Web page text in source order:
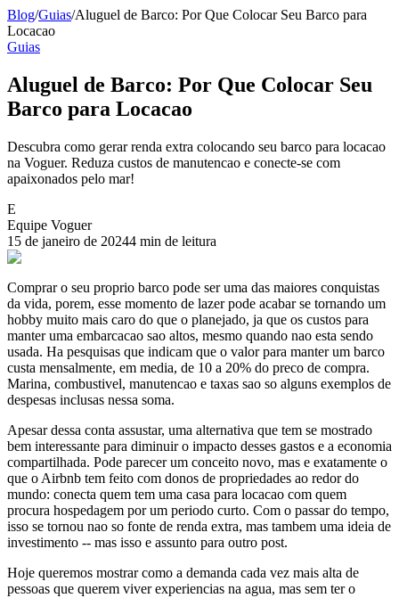
Blog/Guias/Aluguel de Barco: Por Que Colocar Seu Barco para
Locacao
Guias
Aluguel de Barco: Por Que Colocar Seu
Barco para Locacao
Descubra como gerar renda extra colocando seu barco para locacao
na Voguer. Reduza custos de manutencao e conecte-se com
apaixonados pelo mar!
E
Equipe Voguer
15 de janeiro de 20244 min de leitura
Comprar o seu proprio barco pode ser uma das maiores conquistas
da vida, porem, esse momento de lazer pode acabar se tornando um
hobby muito mais caro do que o planejado, ja que os custos para
manter uma embarcacao sao altos, mesmo quando nao esta sendo
usada. Ha pesquisas que indicam que o valor para manter um barco
custa mensalmente, em media, de 10 a 20% do preco de compra.
Marina, combustivel, manutencao e taxas sao so alguns exemplos de
despesas inclusas nessa soma.
Apesar dessa conta assustar, uma alternativa que tem se mostrado
bem interessante para diminuir o impacto desses gastos e a economia
compartilhada. Pode parecer um conceito novo, mas e exatamente o
que o Airbnb tem feito com donos de propriedades ao redor do
mundo: conecta quem tem uma casa para locacao com quem
procura hospedagem por um periodo curto. Com o passar do tempo,
isso se tornou nao so fonte de renda extra, mas tambem uma ideia de
investimento -- mas isso e assunto para outro post.
Hoje queremos mostrar como a demanda cada vez mais alta de
pessoas que querem viver experiencias na agua, mas sem ter o